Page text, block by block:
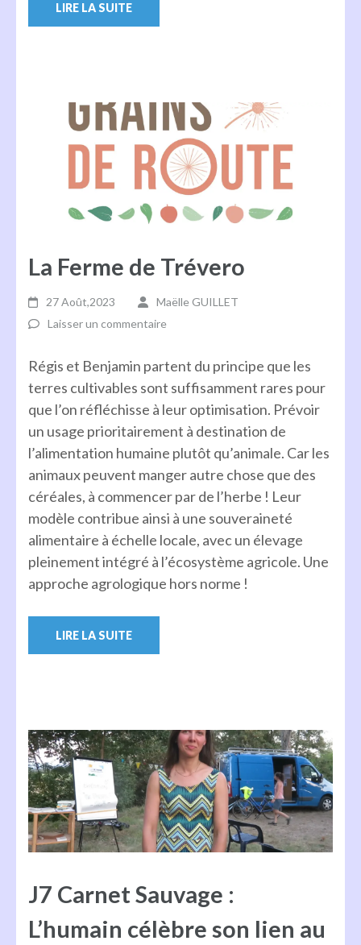
LIRE LA SUITE
La Ferme de Trévero
27 Août,2023
Maëlle GUILLET
Laisser un commentaire
Régis et Benjamin partent du principe que les
terres cultivables sont suffisamment rares pour
que l’on réfléchisse à leur optimisation. Prévoir
un usage prioritairement à destination de
l’alimentation humaine plutôt qu’animale. Car les
animaux peuvent manger autre chose que des
céréales, à commencer par de l’herbe ! Leur
modèle contribue ainsi à une souveraineté
alimentaire à échelle locale, avec un élevage
pleinement intégré à l’écosystème agricole. Une
approche agrologique hors norme !
LIRE LA SUITE
J7 Carnet Sauvage :
L’humain célèbre son lien au